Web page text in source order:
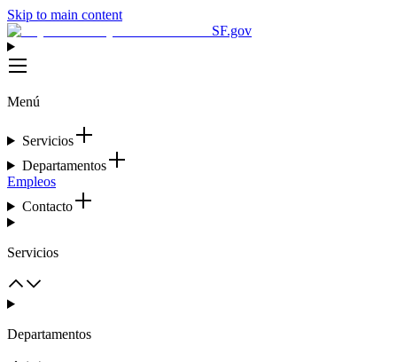
Skip to main content
SF.gov
Menú
Servicios
Departamentos
Empleos
Contacto
Servicios
Departamentos